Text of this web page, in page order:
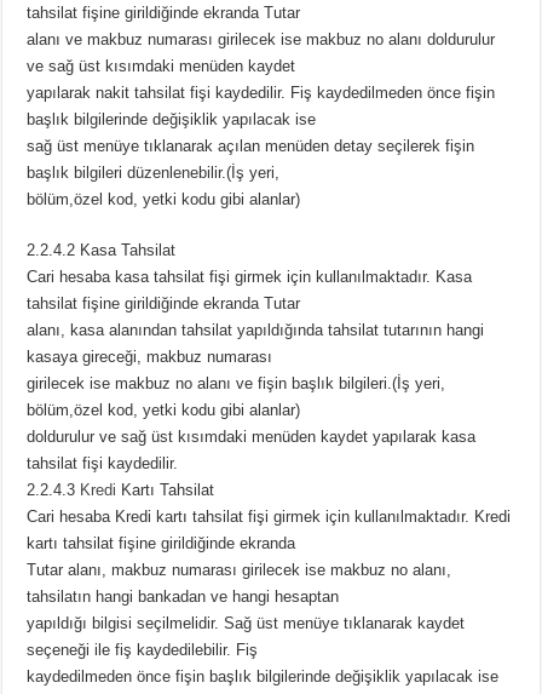
tahsilat fişine girildiğinde ekranda Tutar
alanı ve makbuz numarası girilecek ise makbuz no alanı doldurulur
ve sağ üst kısımdaki menüden kaydet
yapılarak nakit tahsilat fişi kaydedilir. Fiş kaydedilmeden önce fişin
başlık bilgilerinde değişiklik yapılacak ise
sağ üst menüye tıklanarak açılan menüden detay seçilerek fişin
başlık bilgileri düzenlenebilir.(İş yeri,
bölüm,özel kod, yetki kodu gibi alanlar)
2.2.4.2 Kasa Tahsilat
Cari hesaba kasa tahsilat fişi girmek için kullanılmaktadır. Kasa
tahsilat fişine girildiğinde ekranda Tutar
alanı, kasa alanından tahsilat yapıldığında tahsilat tutarının hangi
kasaya gireceği, makbuz numarası
girilecek ise makbuz no alanı ve fişin başlık bilgileri.(İş yeri,
bölüm,özel kod, yetki kodu gibi alanlar)
doldurulur ve sağ üst kısımdaki menüden kaydet yapılarak kasa
tahsilat fişi kaydedilir.
2.2.4.3 Kredi Kartı Tahsilat
Cari hesaba Kredi kartı tahsilat fişi girmek için kullanılmaktadır. Kredi
kartı tahsilat fişine girildiğinde ekranda
Tutar alanı, makbuz numarası girilecek ise makbuz no alanı,
tahsilatın hangi bankadan ve hangi hesaptan
yapıldığı bilgisi seçilmelidir. Sağ üst menüye tıklanarak kaydet
seçeneği ile fiş kaydedilebilir. Fiş
kaydedilmeden önce fişin başlık bilgilerinde değişiklik yapılacak ise